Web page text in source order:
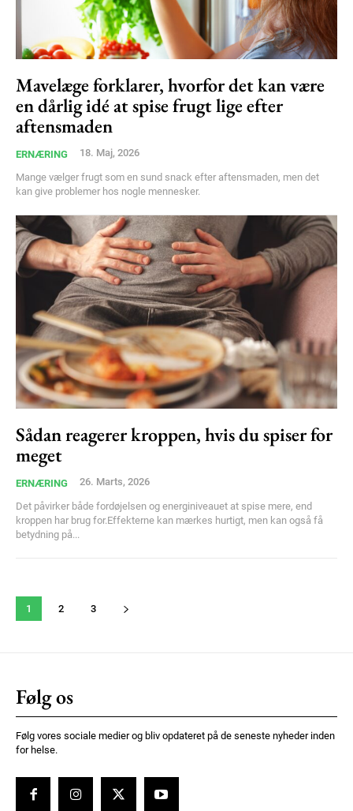
Orci varius natoque dolor
Mavelæge forklarer, hvorfor det kan være
en dårlig idé at spise frugt lige efter
aftensmaden
ERNÆRING 18. Maj, 2026
Mange vælger frugt som en sund snack efter aftensmaden, men det
kan give problemer hos nogle mennesker.
Sådan reagerer kroppen, hvis du spiser for
meget
ERNÆRING 26. Marts, 2026
Det påvirker både fordøjelsen og energiniveauet at spise mere, end
kroppen har brug for.Effekterne kan mærkes hurtigt, men kan også få
betydning på...
1 2 3
Følg os
Følg vores sociale medier og bliv opdateret på de seneste nyheder inden
for helse.